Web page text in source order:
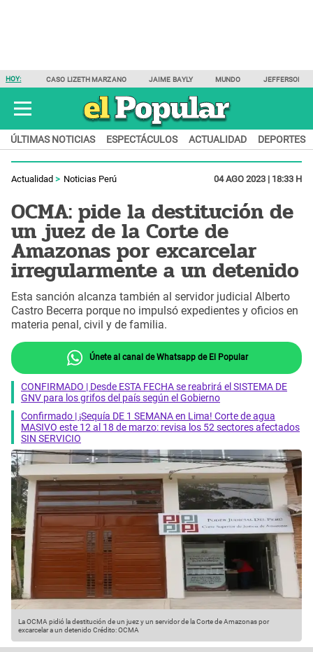
HOY: CASO LIZETH MARZANO JAIME BAYLY MUNDO JEFFERSON
ÚLTIMAS NOTICIAS ESPECTÁCULOS ACTUALIDAD DEPORTES
Actualidad Noticias Perú 04 AGO 2023 | 18:33 H
OCMA: pide la destitución de
un juez de la Corte de
Amazonas por excarcelar
irregularmente a un detenido
Esta sanción alcanza también al servidor judicial Alberto
Castro Becerra porque no impulsó expedientes y oficios en
materia penal, civil y de familia.
Únete al canal de Whatsapp de El Popular
CONFIRMADO | Desde ESTA FECHA se reabrirá el SISTEMA DE
GNV para los grifos del país según el Gobierno
Confirmado | ¡Sequía DE 1 SEMANA en Lima! Corte de agua
MASIVO este 12 al 18 de marzo: revisa los 52 sectores afectados
SIN SERVICIO
La OCMA pidió la destitución de un juez y un servidor de la Corte de Amazonas por
excarcelar a un detenidoCrédito: OCMA